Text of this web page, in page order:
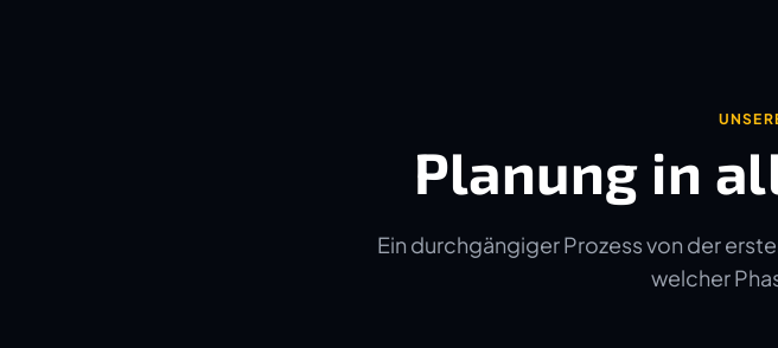
Planung in
Ein durchgängiger Prozess von der
welcher